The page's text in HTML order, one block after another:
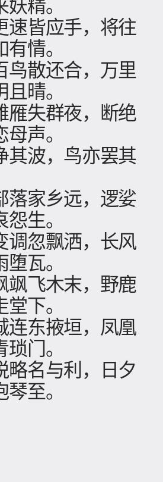
精。
速皆应手，将往
情。
鸟散还合，万里
晴。
雁失群夜，断绝
声。
其波，鸟亦罢其
落家乡远，逻娑
生。
调忽飘洒，长风
瓦。
飒飞木末，野鹿
下。
连东掖垣，凤凰
门。
略名与利，日夕
至。